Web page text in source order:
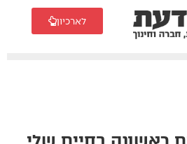
לארכיון